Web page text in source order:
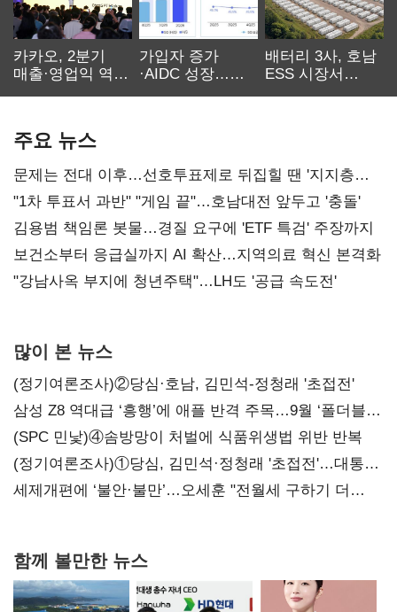
카카오, 2분기
매출·영업익 역대
가입자 증가
·AIDC 성장…
배터리 3사, 호남
ESS 시장서
주요 뉴스
문제는 전대 이후…선호투표제로 뒤집힐 땐 '지지층
불복'
"1차 투표서 과반" "게임 끝"…호남대전 앞두고 '충돌'
김용범 책임론 봇물…경질 요구에 'ETF 특검' 주장까지
보건소부터 응급실까지 AI 확산…지역의료 혁신 본격화
"강남사옥 부지에 청년주택"…LH도 '공급 속도전'
많이 본 뉴스
(정기여론조사)②당심·호남, 김민석-정청래 '초접전'
삼성 Z8 역대급 ‘흥행’에 애플 반격 주목…9월 ‘폴더블
대전’
(SPC 민낯)④솜방망이 처벌에 식품위생법 위반 반복
(정기여론조사)①당심, 김민석·정청래 '초접전'…대통령
지지도 '50% 아래로'(종합)
세제개편에 ‘불안·불만’…오세훈 "전월세 구하기 더
함께 볼만한 뉴스